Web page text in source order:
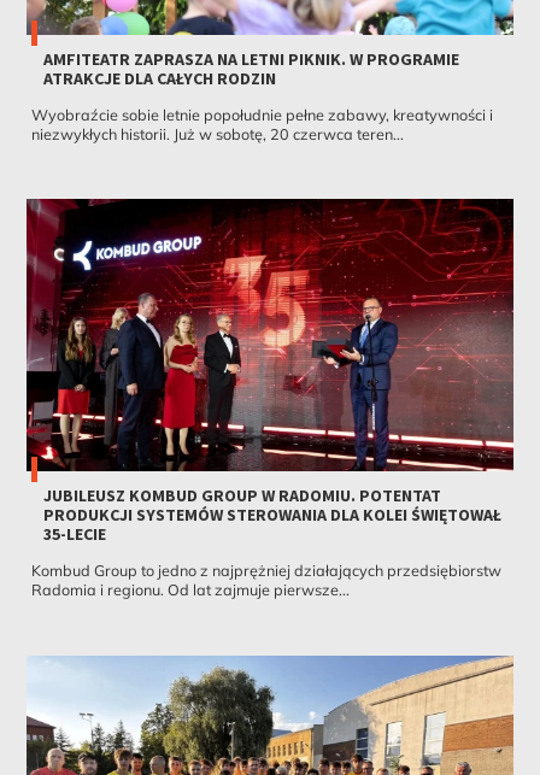
AMFITEATR ZAPRASZA NA LETNI PIKNIK. W PROGRAMIE
ATRAKCJE DLA CAŁYCH RODZIN
Wyobraźcie sobie letnie popołudnie pełne zabawy, kreatywności i
niezwykłych historii. Już w sobotę, 20 czerwca teren...
JUBILEUSZ KOMBUD GROUP W RADOMIU. POTENTAT
PRODUKCJI SYSTEMÓW STEROWANIA DLA KOLEI ŚWIĘTOWAŁ
35-LECIE
Kombud Group to jedno z najprężniej działających przedsiębiorstw
Radomia i regionu. Od lat zajmuje pierwsze...